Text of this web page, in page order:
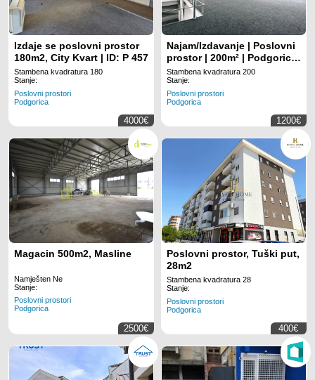
Izdaje se poslovni prostor
180m2, City Kvart | ID: P 457
Stambena kvadratura 180
Stanje:
Poslovni prostori
Podgorica
4000€
Najam/Izdavanje | Poslovni
prostor | 200m² | Podgorica,
City Kvart
Stambena kvadratura 200
Stanje:
Poslovni prostori
Podgorica
1200€
Magacin 500m2, Masline
Namješten Ne
Stanje:
Poslovni prostori
Podgorica
2500€
Poslovni prostor, Tuški put,
28m2
Stambena kvadratura 28
Stanje:
Poslovni prostori
Podgorica
400€